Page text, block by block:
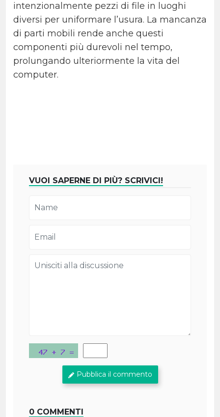
intenzionalmente pezzi di file in luoghi
diversi per uniformare l’usura. La mancanza
di parti mobili rende anche questi
componenti più durevoli nel tempo,
prolungando ulteriormente la vita del
computer.
VUOI SAPERNE DI PIÙ? SCRIVICI!
Pubblica il commento
0 COMMENTI